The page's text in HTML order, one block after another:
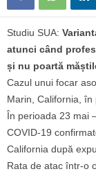
Studiu SUA:
atunci când
și nu poartă
Cazul unui focar
Marin, California, în
În perioada 23 mai
COVID-19
California după
Rata de atac într-o